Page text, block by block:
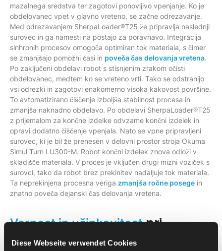
Diese Webseite verwendet Cookies
mazalnega sredstva ter zagotovi ponovljivo vpenjanje. Ko je
obdelovanec vpet v glavno vreteno, se začne odrezavanje.
Med odrezavanjem SherpaLoader®T25 že pripravlja naslednji
surovec in ga namesti na postajo za poravnavo. Integracija
sinhronih procesov omogoča optimiran tok materiala, s čimer
se zmanjšajo pomožni časi in poveča čas delovanja vretena.
Po zaključeni obdelavi robot s stisnjenim zrakom očisti
obdelovanec, medtem ko se vreteno vrti. Tako se odstranijo
vsi odrezki in zagotovi enakomerno visoka kakovost površine.
To avtomatizirano čiščenje izboljša stabilnost procesa in
zmanjša naknadno obdelavo. Po obdelavi SherpaLoader®T25
z prijemalom za končne izdelke odvzame končni izdelek in
opravi dodatno čiščenje vpenjala. Nato se vpne pripravljeni
surovec, ki je bil že prenesen v delovni prostor stroja Okuma
Simul Turn LU300-M. Robot končni izdelek znova odloži v
skladišče materiala. V proces je vključen drugi mizni voziček s
surovci, tako da robot brez prekinitev nadaljuje tok materiala.
Ta neprekinjena procesna veriga zmanjša ročne posege in
znatno poveča dejanski čas delovanja vretena.
Varnost in učinkovitostpri
avtomatizaciji s strojem Okuma